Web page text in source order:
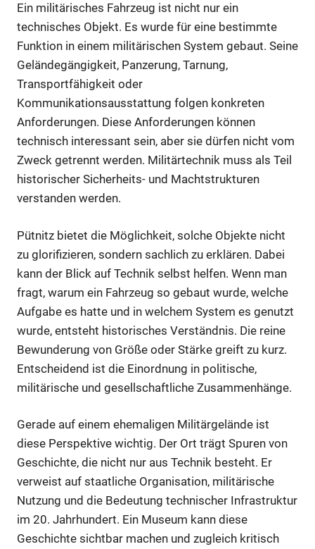
Ein militärisches Fahrzeug ist nicht nur ein
technisches Objekt. Es wurde für eine bestimmte
Funktion in einem militärischen System gebaut. Seine
Geländegängigkeit, Panzerung, Tarnung,
Transportfähigkeit oder
Kommunikationsausstattung folgen konkreten
Anforderungen. Diese Anforderungen können
technisch interessant sein, aber sie dürfen nicht vom
Zweck getrennt werden. Militärtechnik muss als Teil
historischer Sicherheits- und Machtstrukturen
verstanden werden.
Pütnitz bietet die Möglichkeit, solche Objekte nicht
zu glorifizieren, sondern sachlich zu erklären. Dabei
kann der Blick auf Technik selbst helfen. Wenn man
fragt, warum ein Fahrzeug so gebaut wurde, welche
Aufgabe es hatte und in welchem System es genutzt
wurde, entsteht historisches Verständnis. Die reine
Bewunderung von Größe oder Stärke greift zu kurz.
Entscheidend ist die Einordnung in politische,
militärische und gesellschaftliche Zusammenhänge.
Gerade auf einem ehemaligen Militärgelände ist
diese Perspektive wichtig. Der Ort trägt Spuren von
Geschichte, die nicht nur aus Technik besteht. Er
verweist auf staatliche Organisation, militärische
Nutzung und die Bedeutung technischer Infrastruktur
im 20. Jahrhundert. Ein Museum kann diese
Geschichte sichtbar machen und zugleich kritisch